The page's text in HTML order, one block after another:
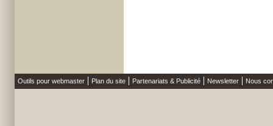
Outils pour webmaster Plan du site Partenariats & Publicité Newsletter Nous